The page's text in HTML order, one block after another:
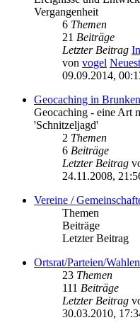
Vergangenheit
6 Themen
21 Beiträge
Letzter Beitrag
von vogel
09.09.2014,
Geocaching in
Geocaching - eine Art
'Schnitzeljagd'
2 Themen
6 Beiträge
Letzter Beitrag
24.11.2008,
Vereine /
Themen
Beiträge
Letzter Beitrag
Ortsrat/Parteien/Wahlen
23 Themen
111 Beiträge
Letzter Beitrag
30.03.2010,